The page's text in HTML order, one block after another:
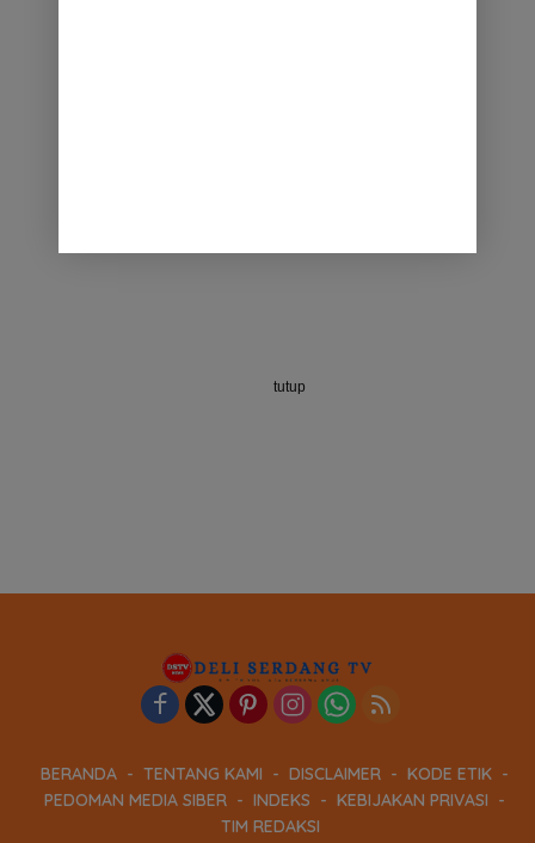
BERANDA TENTANG KAMI DISCLAIMER
KODE ETIK
PEDOMAN MEDIA SIBER
INDEKS
KEBIJAKAN PRIVASI
TIM REDAKSI
tutup